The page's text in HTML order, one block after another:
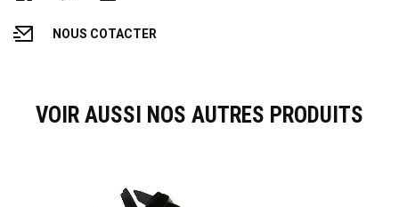
NOUS COTACTER
VOIR AUSSI NOS AUTRES PRODUITS